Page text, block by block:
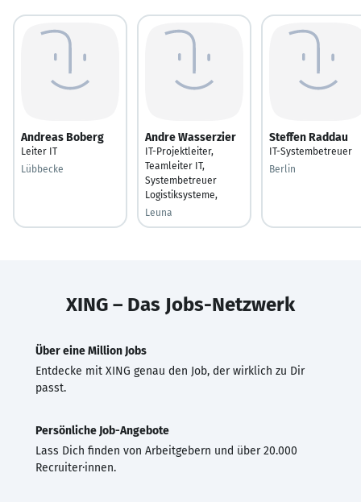
Andreas Boberg
Leiter IT
Lübbecke
Andre Wasserzier
IT-Projektleiter,
Teamleiter IT,
Systembetreuer
Logistiksysteme,
Leuna
Steffen Raddau
IT-Systembetreuer
Berlin
XING – Das Jobs-Netzwerk
Über eine Million Jobs
Entdecke mit XING genau den Job, der wirklich zu Dir
passt.
Persönliche Job-Angebote
Lass Dich finden von Arbeitgebern und über 20.000
Recruiter·innen.